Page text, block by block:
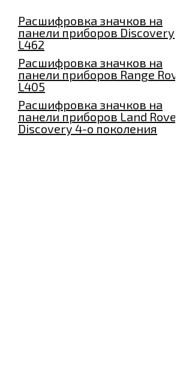
Расшифровка значков на
панели приборов Discovery
L462
Расшифровка значков на
панели приборов Range Rover
L405
Расшифровка значков на
панели приборов Land Rover
Discovery 4-о поколения